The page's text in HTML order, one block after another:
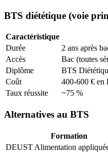
BTS diététique (voie
Caractéristique
Durée
2 ans après
Accès
Bac (toutes
Diplôme
BTS
Coût
400-600 € en
Taux réussite
~75 %
Alternatives au BTS
Formation
DEUST Alimentation